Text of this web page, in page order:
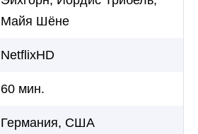
Майя Шёне
NetflixHD
60 мин.
Германия, США